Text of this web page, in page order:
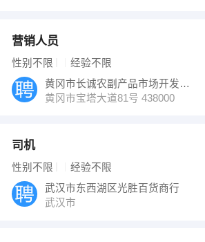
营销人员
性别不限 经验不限
黄冈市长诚农副产品市场开发有限公司
黄冈市宝塔大道81号 438000
司机
性别不限 经验不限
武汉市东西湖区光胜百货商行
武汉市